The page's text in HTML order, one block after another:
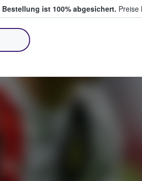
Bestellung ist 100% abgesichert. Preise